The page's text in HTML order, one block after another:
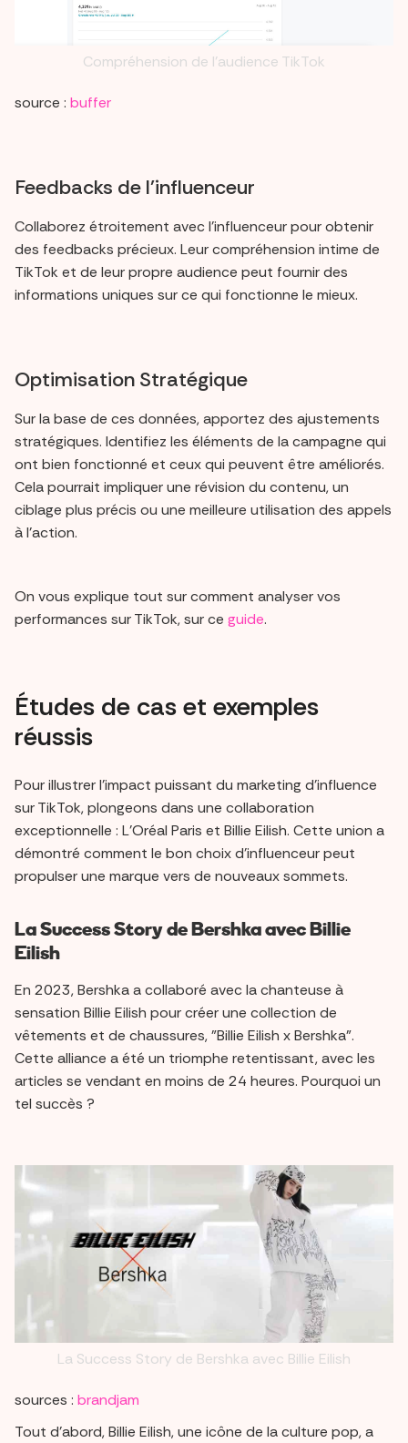
Compréhension de l'audience TikTok
source : buffer
Feedbacks de l'influenceur
Collaborez étroitement avec l'influenceur pour obtenir
des feedbacks précieux. Leur compréhension intime de
TikTok et de leur propre audience peut fournir des
informations uniques sur ce qui fonctionne le mieux.
Optimisation Stratégique
Sur la base de ces données, apportez des ajustements
stratégiques. Identifiez les éléments de la campagne qui
ont bien fonctionné et ceux qui peuvent être améliorés.
Cela pourrait impliquer une révision du contenu, un
ciblage plus précis ou une meilleure utilisation des appels
à l'action.
On vous explique tout sur comment analyser vos
performances sur TikTok, sur ce guide.
Études de cas et exemples
réussis
Pour illustrer l'impact puissant du marketing d'influence
sur TikTok, plongeons dans une collaboration
exceptionnelle : L'Oréal Paris et Billie Eilish. Cette union a
démontré comment le bon choix d'influenceur peut
propulser une marque vers de nouveaux sommets.
La Success Story de Bershka avec Billie
Eilish
En 2023, Bershka a collaboré avec la chanteuse à
sensation Billie Eilish pour créer une collection de
vêtements et de chaussures, "Billie Eilish x Bershka".
Cette alliance a été un triomphe retentissant, avec les
articles se vendant en moins de 24 heures. Pourquoi un
tel succès ?
La Success Story de Bershka avec Billie Eilish
sources : brandjam
Tout d'abord, Billie Eilish, une icône de la culture pop, a